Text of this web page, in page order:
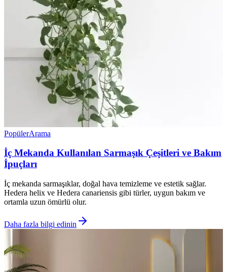
PopülerArama
İç Mekanda Kullanılan Sarmaşık Çeşitleri ve Bakım
İpuçları
İç mekanda sarmaşıklar, doğal hava temizleme ve estetik sağlar.
Hedera helix ve Hedera canariensis gibi türler, uygun bakım ve
ortamla uzun ömürlü olur.
Daha fazla bilgi edinin